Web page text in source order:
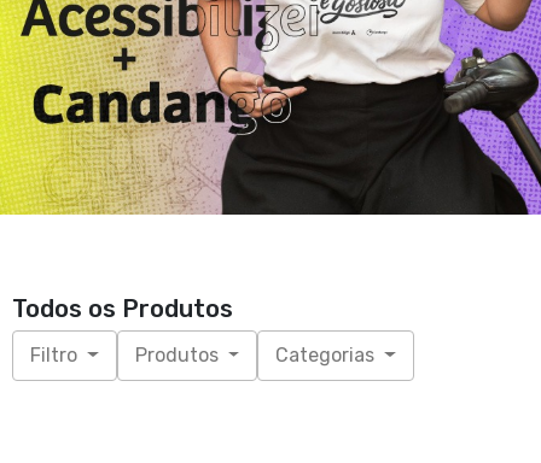
Todos os Produtos
Filtro Produtos Categorias